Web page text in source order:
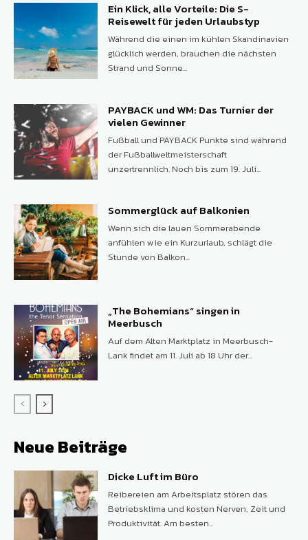
Ein Klick, alle Vorteile: Die S-
Reisewelt für jeden Urlaubstyp
Während die einen im kühlen Skandinavien
glücklich werden, brauchen die nächsten
Strand und Sonne...
PAYBACK und WM: Das Turnier der
vielen Gewinner
Fußball und PAYBACK Punkte sind während
der Fußballweltmeisterschaft
unzertrennlich. Noch bis zum 19. Juli...
Sommerglück auf Balkonien
Wenn sich die lauen Sommerabende
anfühlen wie ein Kurzurlaub, schlägt die
Stunde von Balkon...
„The Bohemians“ singen in
Meerbusch
Auf dem Alten Marktplatz in Meerbusch-
Lank findet am 11. Juli ab 18 Uhr der...
Neue Beiträge
Dicke Luft im Büro
Reibereien am Arbeitsplatz stören das
Betriebsklima und kosten Nerven, Zeit und
Produktivität. Am besten...